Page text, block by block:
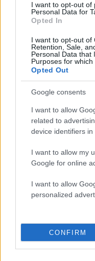
I want to opt-out of
Personal Data for
Opted In
I want to opt-out of
Retention, Sale,
Personal Data that
Purposes for which
Opted Out
Google consents
I want to allow
related to
device identifiers in
I want to allow my
Google for online
I want to allow
personalized
CONFIRM
Πιο
Συγκίνηση στο
Χαλκιά: Με την
κλαρίνα
Ο Κώστας
φωτογραφία
αδελφής του,
Δολοφονία
δύο καταθέσεις
26χρονου
κινητού, η
απειλητικά
δήλωση της
Λίζα που
5Η Ελένη